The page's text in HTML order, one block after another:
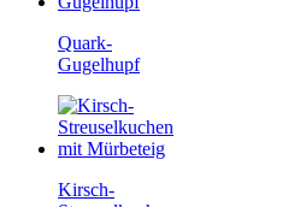
Quark-
Gugelhupf
Kirsch-